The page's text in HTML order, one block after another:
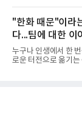
오차나 하체 활용의
교정 훈련과 실전 피드
서 열린 KLPGA 투어
운드에서 보기 없이
더파 66타를 쳤다.
선두권을 형성했다.
골프앤리조트 역시
했다. 대회장의 최고
지역 특성상 습도가
"한화 때문"이라
다...팀에 대한 이
게 도리
누구나 인생에서 한
로운 터전으로 옮기